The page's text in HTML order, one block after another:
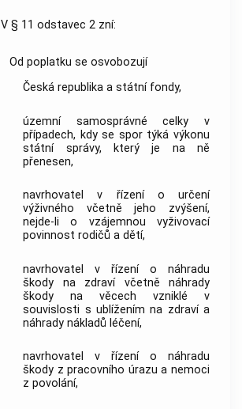
V § 11 odstavec 2 zní:
Od poplatku se osvobozují
Česká republika a státní fondy,
územní samosprávné celky v
případech, kdy se spor týká výkonu
státní správy, který je na ně
přenesen,
navrhovatel v řízení o určení
výživného včetně jeho zvýšení,
nejde-li o vzájemnou vyživovací
povinnost rodičů a dětí,
navrhovatel v řízení o náhradu
škody na zdraví včetně náhrady
škody na věcech vzniklé v
souvislosti s ublížením na zdraví a
náhrady nákladů léčení,
navrhovatel v řízení o náhradu
škody z pracovního úrazu a nemoci
z povolání,